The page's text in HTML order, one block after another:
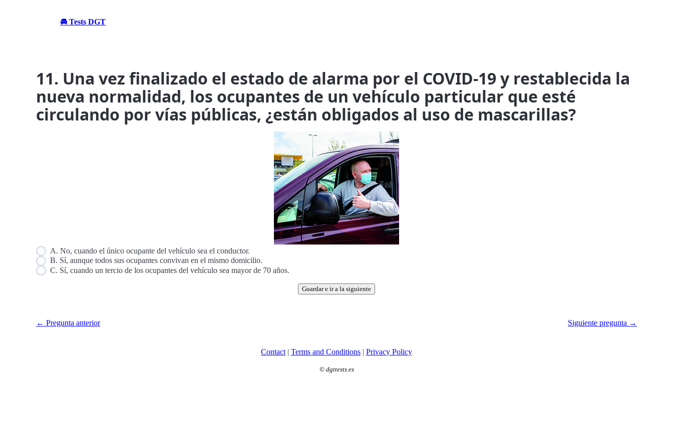
🚘 Tests DGT
11. Una vez finalizado el estado de alarma por el COVID-19 y restablecida la
nueva normalidad, los ocupantes de un vehículo particular que esté
circulando por vías públicas, ¿están obligados al uso de mascarillas?
A. No, cuando el único ocupante del vehículo sea el conductor.
B. Sí, aunque todos sus ocupantes convivan en el mismo domicilio.
C. Sí, cuando un tercio de los ocupantes del vehículo sea mayor de 70 años.
Guardar e ir a la siguiente
← Pregunta anterior Siguiente pregunta →
Contact | Terms and Conditions | Privacy Policy
© dgttests.es